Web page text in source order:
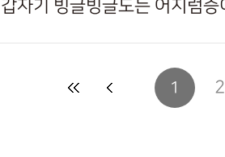
갑자기 빙글빙글도는 어지럼증
1 2
맨끝